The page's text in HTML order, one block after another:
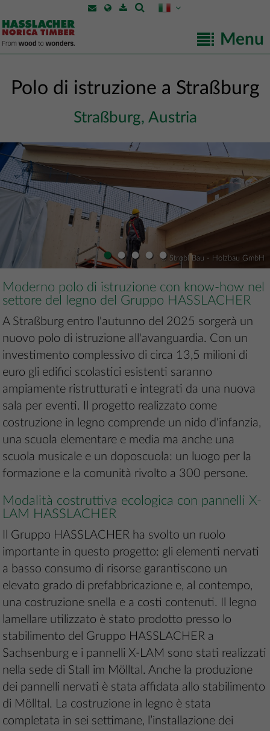
Menu
Polo di istruzione a Straßburg
Straßburg, Austria
••• • •
© Strobl Bau - Holzbau GmbH
Moderno polo di istruzione con know-how nel
settore del legno del Gruppo HASSLACHER
A Straßburg entro l'autunno del 2025 sorgerà un
nuovo polo di istruzione all'avanguardia. Con un
investimento complessivo di circa 13,5 milioni di
euro gli edifici scolastici esistenti saranno
ampiamente ristrutturati e integrati da una nuova
sala per eventi. Il progetto realizzato come
costruzione in legno comprende un nido d'infanzia,
una scuola elementare e media ma anche una
scuola musicale e un doposcuola: un luogo per la
formazione e la comunità rivolto a 300 persone.
Modalità costruttiva ecologica con pannelli X-
LAM HASSLACHER
Il Gruppo HASSLACHER ha svolto un ruolo
importante in questo progetto: gli elementi nervati
a basso consumo di risorse garantiscono un
elevato grado di prefabbricazione e, al contempo,
una costruzione snella e a costi contenuti. Il legno
lamellare utilizzato è stato prodotto presso lo
stabilimento del Gruppo HASSLACHER a
Sachsenburg e i pannelli X-LAM sono stati realizzati
nella sede di Stall im Mölltal. Anche la produzione
dei pannelli nervati è stata affidata allo stabilimento
di Mölltal. La costruzione in legno è stata
completata in sei settimane, l’installazione dei